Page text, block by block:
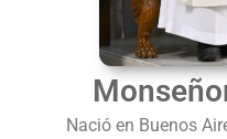
Nació en Buenos